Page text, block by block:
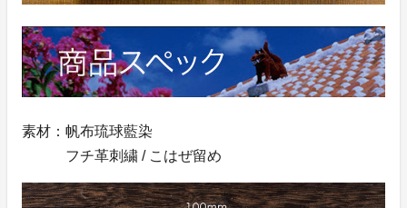
素材：帆布琉球藍染
フチ革刺繍 / こはぜ留め